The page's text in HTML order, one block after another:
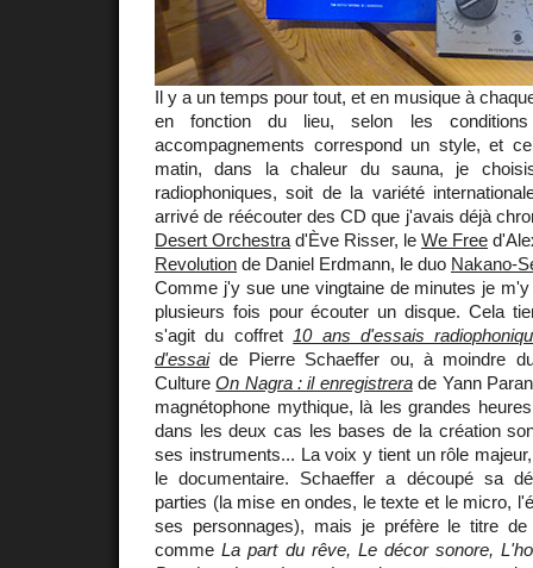
Il y a un temps pour tout, et en musique à
en fonction du lieu, selon les
accompagnements correspond un style, et
matin, dans la chaleur du sauna, je
radiophoniques, soit de la variété
arrivé de réécouter des CD que j'avais déjà
Desert Orchestra d'Ève Risser, le We Free
Revolution de Daniel Erdmann, le duo Nakano-
Comme j'y sue une vingtaine de minutes je
plusieurs fois pour écouter un disque. Cela
s'agit du coffret 10 ans d'essais
d'essaide Pierre Schaeffer ou, à moindre
CultureOn Nagra : il enregistrerade Yann
magnétophone mythique, là les grandes
dans les deux cas les bases de la création
ses instruments... La voix y tient un rôle
le documentaire. Schaeffer a découpé sa
parties (la mise en ondes, le texte et le micro,
ses personnages), mais je préfère le titre de
commeLa part du rêve, Le décor sonore,